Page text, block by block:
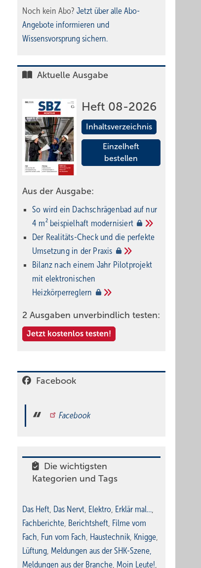
Noch kein Abo? Jetzt über alle Abo-
Angebote informieren und
Wissensvorsprung sichern.
Aktuelle Ausgabe
Heft 08-2026
Inhaltsverzeichnis
Einzelheft
bestellen
Aus der Ausgabe:
So wird ein Dach­schrägenbad auf nur
4 m² beispielhaft modernisiert
Der Realitäts-Check und die perfekte
Umsetzung in der Praxis
Bilanz nach einem Jahr Pilotprojekt
mit elektronischen
Heizkörperreglern
2 Ausgaben unverbindlich testen:
Jetzt kostenlos testen!
Facebook
Facebook
Die wichtigsten
Kategorien und Tags
Das Heft, Das Nervt, Elektro, Erklär mal…,
Fachberichte, Berichtsheft, Filme vom
Fach, Fun vom Fach, Haustechnik, Knigge,
Lüftung, Meldungen aus der SHK-Szene,
Meldungen aus der Branche, Moin Leute!,